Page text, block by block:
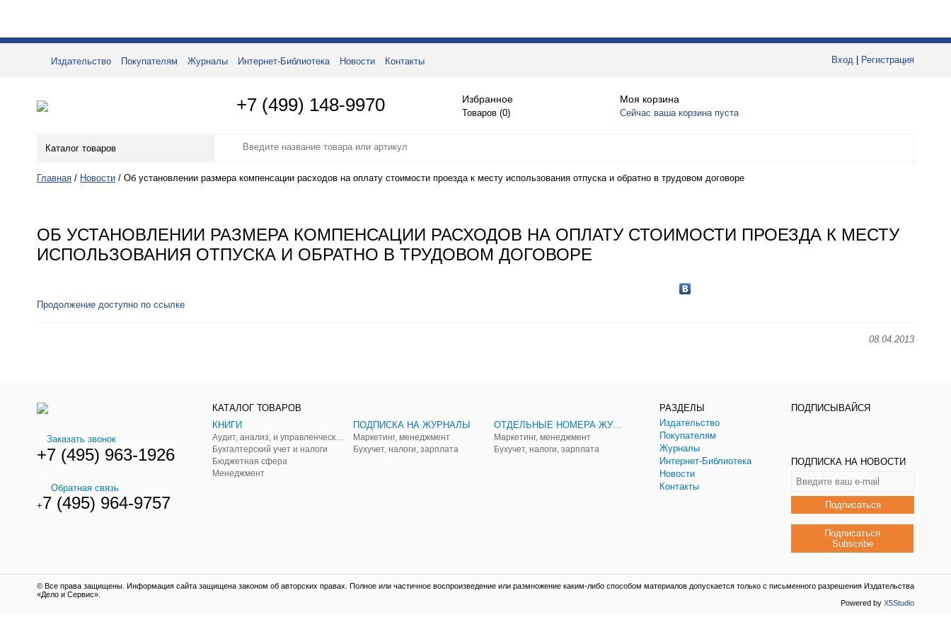
Вход Регистрация
Издательство Покупателям Журналы Интернет-Библиотека Новости Контакты
+7 (499) 148-9970 Избранное
Товаров (0)
Моя корзина
Сейчас ваша корзина пуста
Каталог товаров
Главная / Новости / Об установлении размера компенсации расходов на оплату стоимости проезда к месту использования отпуска и обратно в трудовом договоре
ОБ УСТАНОВЛЕНИИ РАЗМЕРА КОМПЕНСАЦИИ РАСХОДОВ НА ОПЛАТУ СТОИМОСТИ ПРОЕЗДА К МЕСТУ
ИСПОЛЬЗОВАНИЯ ОТПУСКА И ОБРАТНО В ТРУДОВОМ ДОГОВОРЕ
Продолжение доступно по ссылке
08.04.2013
Заказать звонок
+7 (495) 963-1926
Обратная связь
+7 (495) 964-9757
КАТАЛОГ ТОВАРОВ
КНИГИ
Бухгалтерский учет и налоги
Бюджетная сфера
Менеджмент
ПОДПИСКА НА ЖУРНАЛЫ
Маркетинг, менеджмент
Бухучет, налоги, зарплата
ОТДЕЛЬНЫЕ НОМЕРА ЖУРНАЛОВ
Маркетинг, менеджмент
Бухучет, налоги, зарплата
РАЗДЕЛЫ
Издательство
Покупателям
Журналы
Интернет-Библиотека
Новости
Контакты
ПОДПИСЫВАЙСЯ
ПОДПИСКА НА НОВОСТИ
Подписаться
Подписаться
Subscribe
© Все права защищены. Информация сайта защищена законом об авторских правах. Полное или частичное воспроизведение или размножение каким-либо способом материалов допускается только с письменного разрешения Издательства
«Дело и Сервис».
Powered by X5Studio